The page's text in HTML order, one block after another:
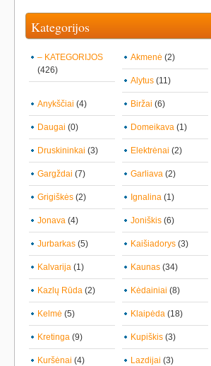
Kategorijos
– KATEGORIJOS
(426)
Akmenė (2)
Alytus (11)
Anykščiai (4) Biržai (6)
Daugai (0) Domeikava (1)
Druskininkai (3) Elektrėnai (2)
Gargždai (7) Garliava (2)
Grigiškės (2) Ignalina (1)
Jonava (4) Joniškis (6)
Jurbarkas (5) Kaišiadorys (3)
Kalvarija (1) Kaunas (34)
Kazlų Rūda (2) Kėdainiai (8)
Kelmė (5) Klaipėda (18)
Kretinga (9) Kupiškis (3)
Kuršėnai (4) Lazdijai (3)